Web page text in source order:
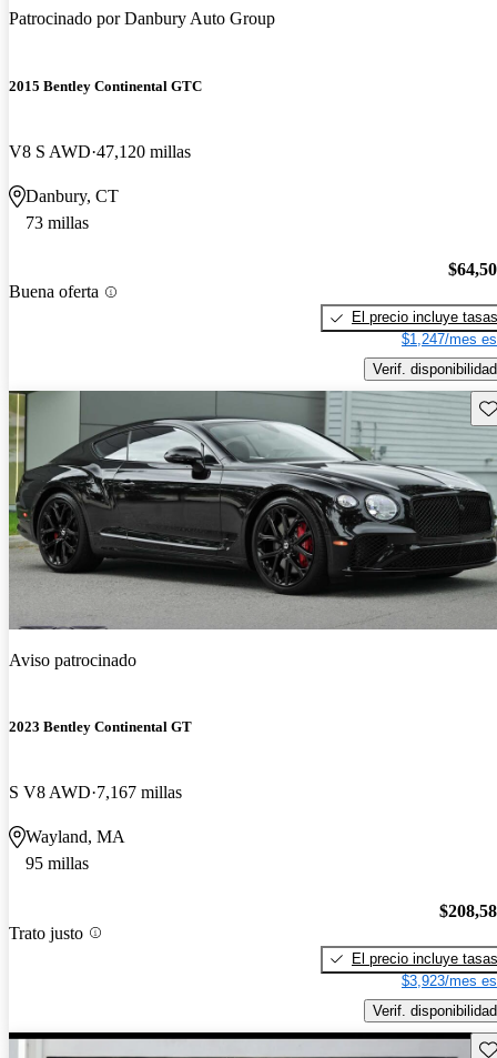
Patrocinado porDanbury Auto Group
2015 Bentley Continental GTC
V8 S AWD 47,120 millas
Danbury, CT
73 millas
Buena oferta
El precio incluye tasas
$1,247/mes
Verif. disponibilidad
Aviso patrocinado
2023 Bentley Continental GT
S V8 AWD 7,167 millas
Wayland, MA
95 millas
Trato justo
El precio incluye tasas
$3,923/mes
Verif. disponibilidad